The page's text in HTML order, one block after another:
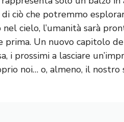
ciò che potremmo
cielo, l’umanità sarà
Un nuovo capitolo
i prossimi a lasciare
noi… o, almeno, il